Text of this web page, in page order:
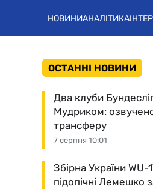
НОВИНИАНАЛІТИКА
ОСТАННІ НОВИНИ
7 серпня 10:01
Два клуби
Мудриком:
трансферу
Збірна України WU-
підопічні Лемешко